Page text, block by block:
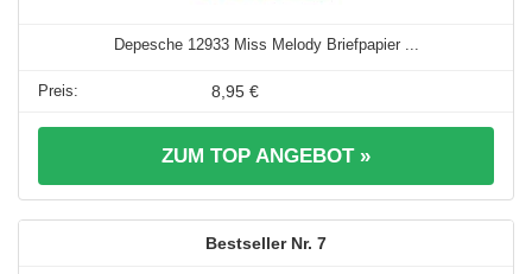
Depesche 12933 Miss Melody Briefpapier ...
8,95 €
ZUM TOP ANGEBOT »
7